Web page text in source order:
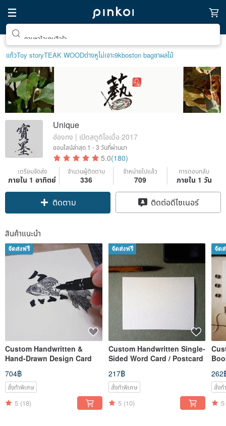
ตามหาไอเทมฮีลใจ
แก้วToy storyTEAK WOODต่างหูไม่เจาะ9kboston bagชาผลไม้
Unique
ฮ่องกง | เปิดสตูดิโอเมื่อ 2017
ออนไลน์ล่าสุด 1 - 3 วันที่ผ่านมา
5.0(180)
เตรียมจัดส่ง
ภายใน 1 อาทิตย์
จำนวนผู้ติดตาม
336
จำหน่ายไปแล้ว
709
การตอบกลับ
ภายใน 1 วัน
ติดตาม ติดต่อดีไซเนอร์
สินค้าแนะนำ
จัดส่งฟรี
Custom Handwritten &
Hand-Drawn Design Card
704฿
สั่งทำพิเศษ
5 (18)
จัดส่งฟรี
Custom Handwritten Single-
Sided Word Card / Postcard
217฿
สั่งทำพิเศษ
5 (10)
จัด
262
สั่งท
5